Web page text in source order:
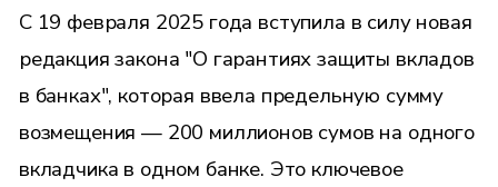
С 19 февраля 2025 года вступила в силу новая
редакция закона "О гарантиях защиты вкладов
в банках", которая ввела предельную сумму
возмещения — 200 миллионов сумов на одного
вкладчика в одном банке. Это ключевое